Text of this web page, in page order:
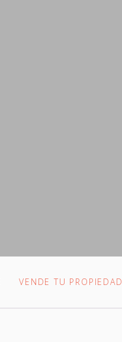
VENDE TU PROPIEDAD